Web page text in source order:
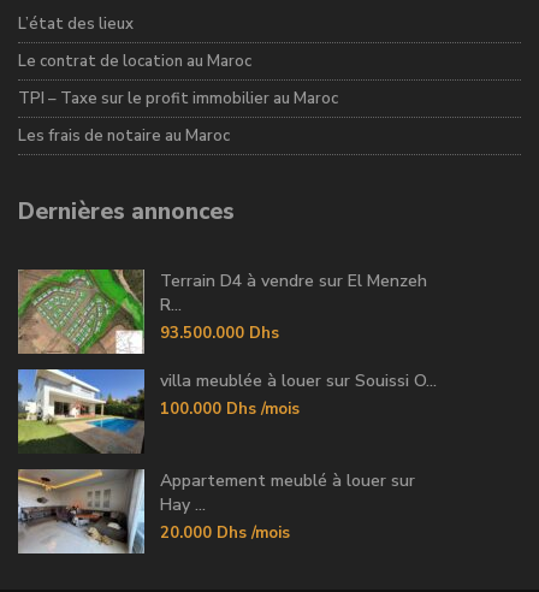
L’état des lieux
Le contrat de location au Maroc
TPI – Taxe sur le profit immobilier au Maroc
Les frais de notaire au Maroc
Dernières annonces
Terrain D4 à vendre sur El Menzeh
R...
93.500.000 Dhs
villa meublée à louer sur Souissi O...
100.000 Dhs /mois
Appartement meublé à louer sur
Hay ...
20.000 Dhs /mois